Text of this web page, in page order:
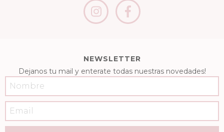
NEWSLETTER
Dejanos tu mail y enterate todas nuestras novedades!